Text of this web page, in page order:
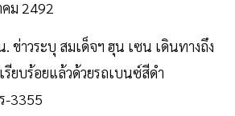
ม 2492
. ข่าวระบุ สมเด็จฯ ฮุน เซน เดินทางถึง
ยบร้อยแล้วด้วยรถเบนซ์สีดำ
-3355